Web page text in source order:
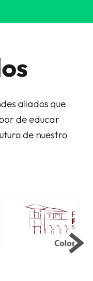
aliados que
de educar
de nuestro